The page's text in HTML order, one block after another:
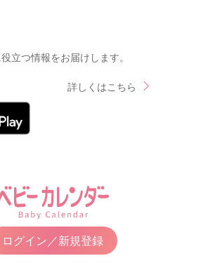
立つ情報をお届けします。
詳しくはこちら
ログイン／新規登録